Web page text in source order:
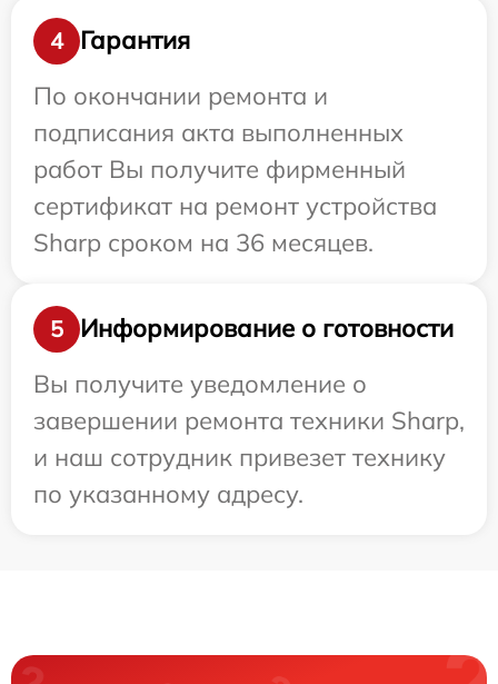
4
Гарантия
По окончании ремонта и
подписания акта выполненных
работ Вы получите фирменный
сертификат на ремонт устройства
Sharp сроком на 36 месяцев.
5
Информирование о готовности
Вы получите уведомление о
завершении ремонта техники Sharp,
и наш сотрудник привезет технику
по указанному адресу.